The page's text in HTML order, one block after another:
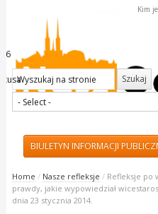
Kim
Masz ważną
BIULETYN INFORMACJI
Home / Nasze refleksje / Refleksje po
prawdy, jakie wypowiedział
dnia 23 stycznia 2014.